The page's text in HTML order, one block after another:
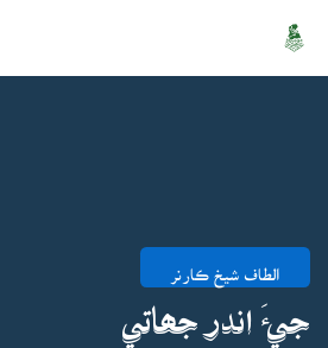
الطاف شيخ ڪارنر
جيءَ اندر جھاتي